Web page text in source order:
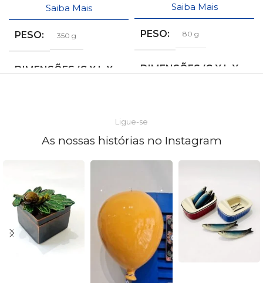
Saiba Mais
PESO 350 g
DIMENSÕES (C X L X
Saiba Mais
PESO 80 g
DIMENSÕES (C X L X
Ligue-se
As nossas histórias no Instagram